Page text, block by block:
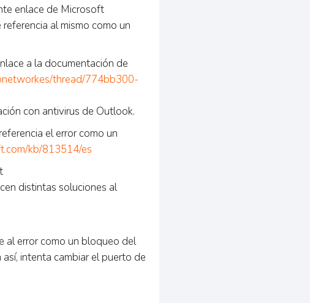
enlace de Microsoft
al mismo como un
a la documentación de
thread/774bb300-
con antivirus de Outlook.
el error como un
kb/813514/es
distintas soluciones al
al error como un bloqueo del
intenta cambiar el puerto de